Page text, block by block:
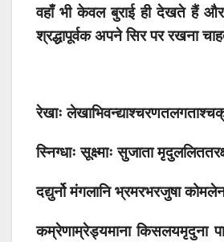
वहाँ भी केवल बुराई ही देखते हैं
श्रद्धापूर्वक अपने सिर पर रखना
रेखाः
स्निग्धाः सूक्ष्माः सुजाता
दद्युर्नो मंगलानि भ्रमरभरजुषा
कम्रेणाम्रेड्यमाना किसलयमृदुना